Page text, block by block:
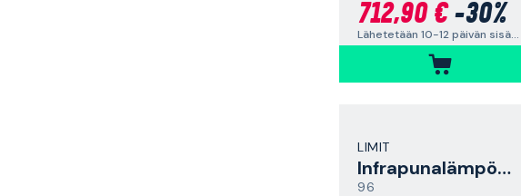
712,90 €-30%
Lähetetään 10-12 päivän sisällä
LIMIT
Infrapunalämpömittari
96